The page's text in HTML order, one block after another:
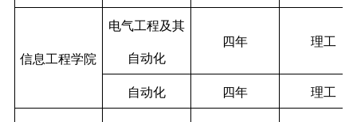
信息工程学院
电气工程及其
自动化
四年 理工
自动化 四年 理工